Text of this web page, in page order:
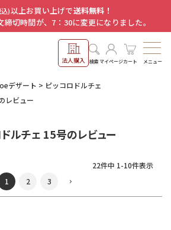
)以上お買い上げで送料無料！
切時間が、7：30に変更になりました。
法人購入 検索マイページカート メニュー
デザート
ピッコロドルチェ
レビュー
ルチェ 15号のレビュー
22件中 1-10件表示
1
2 3